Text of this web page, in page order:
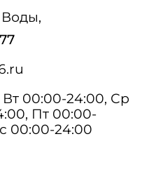
,
00:00-24:00, Ср
Пт 00:00-
00:00-24:00